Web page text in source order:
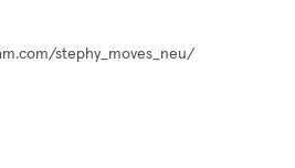
stephy_moves_neu/